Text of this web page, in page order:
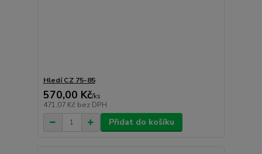
Hledí CZ 75-85
570,00 Kč/ks
471,07 Kč bez DPH
Přidat do košíku